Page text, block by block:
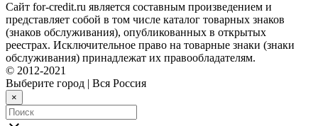
Сайт for-credit.ru является составным произведением и
представляет собой в том числе каталог товарных знаков
(знаков обслуживания), опубликованных в открытых
реестрах. Исключительное право на товарные знаки (знаки
обслуживания) принадлежат их правообладателям.
© 2012-2021
Выберите город | Вся Россия
×